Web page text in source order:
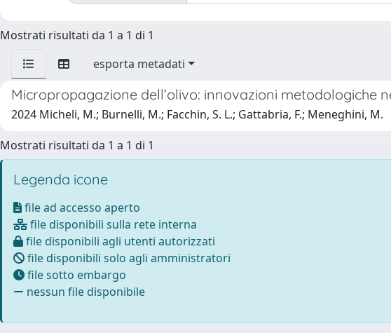
Mostrati risultati da 1 a 1 di 1
esporta metadati
Micropropagazione dell’olivo: innovazioni metodologiche
2024 Micheli, M.; Burnelli, M.; Facchin, S. L.; Gattabria, F.; Meneghini, M.
Mostrati risultati da 1 a 1 di 1
Legenda icone
file ad accesso aperto
file disponibili sulla rete interna
file disponibili agli utenti autorizzati
file disponibili solo agli amministratori
file sotto embargo
nessun file disponibile